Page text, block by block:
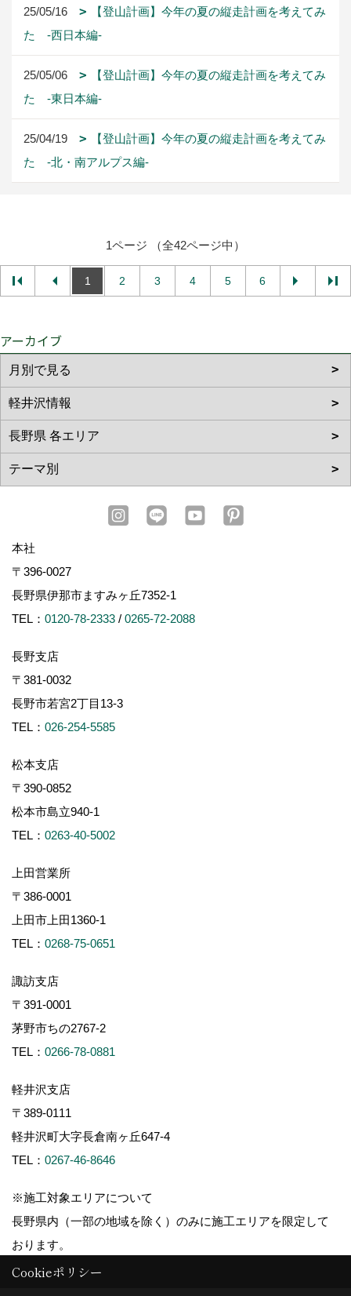
25/05/16
【登山計画】今年の夏の縦走計画を考えてみ
た -西日本編-
25/05/06
【登山計画】今年の夏の縦走計画を考えてみ
た -東日本編-
25/04/19
【登山計画】今年の夏の縦走計画を考えてみ
た -北・南アルプス編-
1ページ （全42ページ中）
1 2 3 4 5 6
アーカイブ
本社
〒396-0027
長野県伊那市ますみヶ丘7352-1
TEL： 0120-78-2333 / 0265-72-2088
長野支店
〒381-0032
長野市若宮2丁目13-3
TEL： 026-254-5585
松本支店
〒390-0852
松本市島立940-1
TEL： 0263-40-5002
上田営業所
〒386-0001
上田市上田1360-1
TEL： 0268-75-0651
諏訪支店
〒391-0001
茅野市ちの2767-2
TEL： 0266-78-0881
軽井沢支店
〒389-0111
軽井沢町大字長倉南ヶ丘647-4
TEL： 0267-46-8646
※施工対象エリアについて
長野県内（一部の地域を除く）のみに施工エリアを限定して
おります。
Cookieポリシー